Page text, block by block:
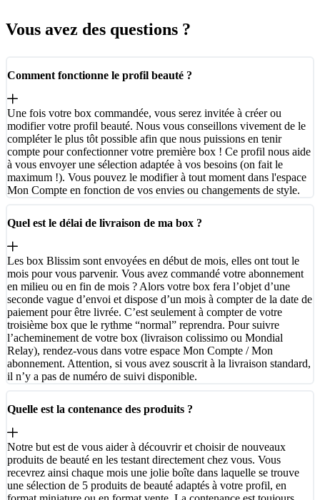
Vous avez des questions ?
Comment fonctionne le profil beauté ?
Une fois votre box commandée, vous serez invitée à créer ou
modifier votre profil beauté. Nous vous conseillons vivement de le
compléter le plus tôt possible afin que nous puissions en tenir
compte pour confectionner votre première box ! Ce profil nous aide
à vous envoyer une sélection adaptée à vos besoins (on fait le
maximum !). Vous pouvez le modifier à tout moment dans l'espace
Mon Compte en fonction de vos envies ou changements de style.
Quel est le délai de livraison de ma box ?
Les box Blissim sont envoyées en début de mois, elles ont tout le
mois pour vous parvenir. Vous avez commandé votre abonnement
en milieu ou en fin de mois ? Alors votre box fera l’objet d’une
seconde vague d’envoi et dispose d’un mois à compter de la date de
paiement pour être livrée. C’est seulement à compter de votre
troisième box que le rythme “normal” reprendra. Pour suivre
l’acheminement de votre box (livraison colissimo ou Mondial
Relay), rendez-vous dans votre espace Mon Compte / Mon
abonnement. Attention, si vous avez souscrit à la livraison standard,
il n’y a pas de numéro de suivi disponible.
Quelle est la contenance des produits ?
Notre but est de vous aider à découvrir et choisir de nouveaux
produits de beauté en les testant directement chez vous. Vous
recevrez ainsi chaque mois une jolie boîte dans laquelle se trouve
une sélection de 5 produits de beauté adaptés à votre profil, en